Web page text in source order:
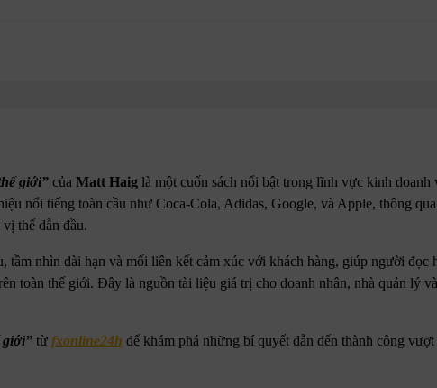
giới” của Matt Haig là một cuốn sách nổi bật trong lĩnh vực kinh doanh
nổi tiếng toàn cầu như Coca-Cola, Adidas, Google, và Apple, thông
thế dẫn đầu.
tầm nhìn dài hạn và mối liên kết cảm xúc với khách hàng, giúp người đọc
toàn thế giới. Đây là nguồn tài liệu giá trị cho doanh nhân, nhà quản lý
giới” từ fxonline24h để khám phá những bí quyết dẫn đến thành công vượt